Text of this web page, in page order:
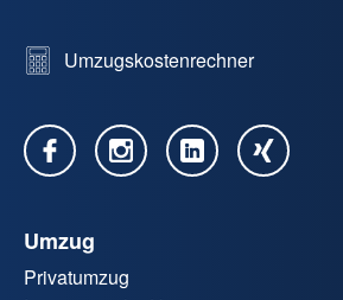
Umzugskostenrechner
Umzug
Privatumzug